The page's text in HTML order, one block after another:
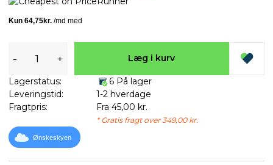
- + Læg i kurv
Lagerstatus:
6 På lager
Leveringstid:
1-2 hverdage
Fragtpris:
Fra 45,00 kr.
* Gratis fragt over 349,00 kr.
Ønskeskyen